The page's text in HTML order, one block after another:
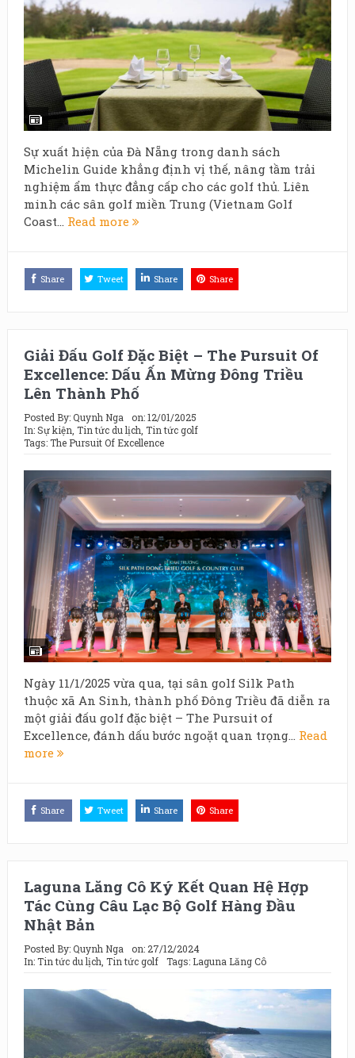
Sự xuất hiện của Đà Nẵng trong danh sách
Michelin Guide khẳng định vị thế, nâng tầm trải
nghiệm ẩm thực đẳng cấp cho các golf thủ. Liên
minh các sân golf miền Trung (Vietnam Golf
Coast... Read more
Share Tweet Share Share
Giải Đấu Golf Đặc Biệt – The Pursuit Of
Excellence: Dấu Ấn Mừng Đông Triều
Lên Thành Phố
Posted By:Quynh Nga on:12/01/2025
In:Sự kiện Tin tức du lịch Tin tức golf
Tags:The Pursuit Of Excellence
Ngày 11/1/2025 vừa qua, tại sân golf Silk Path
thuộc xã An Sinh, thành phố Đông Triều đã diễn ra
một giải đấu golf đặc biệt – The Pursuit of
Excellence, đánh dấu bước ngoặt quan trọng... Read
more
Share Tweet Share Share
Laguna Lăng Cô Ký Kết Quan Hệ Hợp
Tác Cùng Câu Lạc Bộ Golf Hàng Đầu
Nhật Bản
Posted By:Quynh Nga on: 27/12/2024
In:Tin tức du lịch Tin tức golf Tags: Laguna Lăng Cô